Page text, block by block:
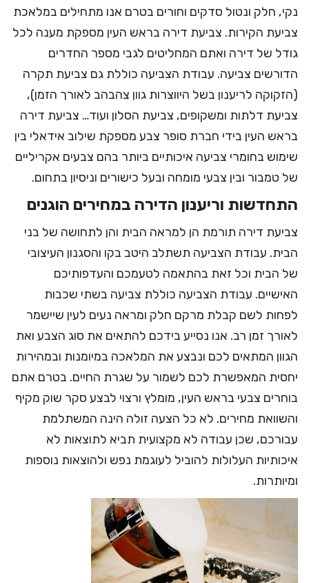
נקי, חלק ונטול סדקים וחורים בטרם אנו מתחילים במלאכת
צביעת הקירות. צביעת דירה בראש העין מספקת מענה לכל
גודל של דירה ואתם המחליטים לגבי מספר החדרים
הדורשים צביעה. עבודת הצביעה כוללת גם צביעת תקרה
(הזקוקה לריענון בשל היווצרות גוון צהבהב לאורך הזמן),
צביעת דלתות ומשקופים, צביעת הסלון ועוד… צביעת דירה
בראש העין בידי חברת סופר צבע מספקת שילוב אידאלי בין
שימוש בחומרי צביעה איכותיים ביותר בהם צבעים אקריליים
של טמבור ובין צבעי מומחה ובעל כישורים וניסיון בתחום.
התחדשות וריענון הדירה במחירים הוגנים
צביעת דירה תורמת הן למראה הבית והן לתחושה של בני
הבית. עבודת הצביעה תשתלב היטב בקו והסגנון העיצובי
של הבית וכל זאת בהתאמה לטעמכם והעדפותיכם
האישיים. עבודת הצביעה כוללת צביעה בשתי שכבות
לפחות לשם קבלת מרקם חלק ומראה נעים לעין שיישמר
לאורך זמן רב. אנו נסייע בידכם להתאים את סוג הצבע ואת
הגוון המתאים לכם ונבצע את המלאכה במיומנות ובמהירות
יחסית המאפשרת לכם לשמור על שגרת החיים. בטרם אתם
בוחרים צבעי בראש העין, מומלץ ורצוי לבצע סקר שוק מקיף
והשוואת מחירים. לא כל הצעה זולה הינה המשתלמת
עבורכם, שכן עבודה לא מקצועית תביא לתוצאות לא
איכותיות העלולות להוביל לעוגמת נפש ולהוצאות נוספות
ומיותרות.